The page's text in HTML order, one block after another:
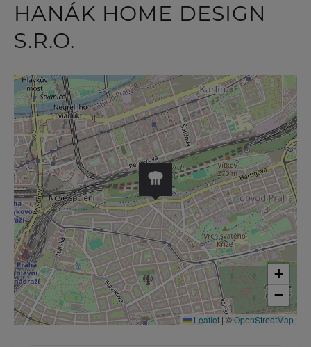
HANÁK HOME DESIGN
S.R.O.
+
−
Leaflet | ©OpenStreetMap